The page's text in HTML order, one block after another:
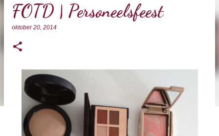
FOTD | Personeelsfeest
oktober 20, 2014